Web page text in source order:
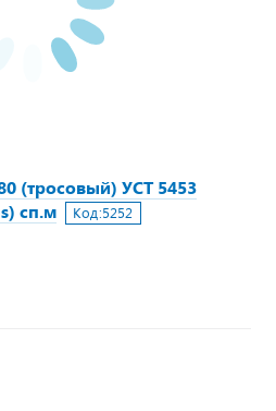
(тросовый) УСТ 5453
сп.м
Код:5252